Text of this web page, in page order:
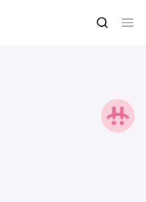
BUNNY kopen
BUNNY